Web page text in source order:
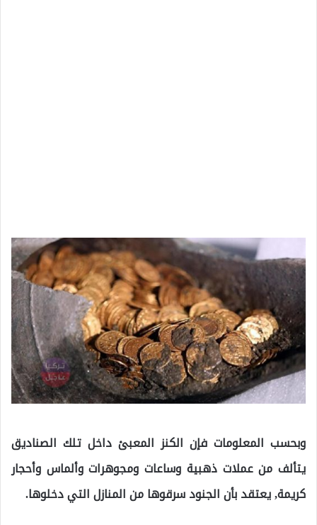
وبحسب المعلومات فإن الكنز المعبئ داخل تلك الصناديق
يتألف من عملات ذهبية وساعات ومجوهرات وألماس وأحجار
كريمة, يعتقد بأن الجنود سرقوها من المنازل التي دخلوها.